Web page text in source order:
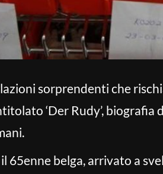
sorprendenti che
‘Der Rudy’, biografia
65enne belga, arrivato a